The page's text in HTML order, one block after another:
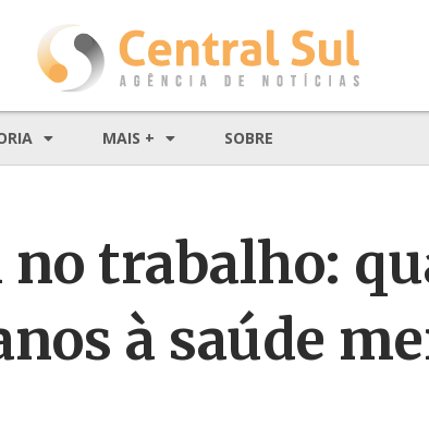
MAIS + SOBRE
trabalho:
à saúde